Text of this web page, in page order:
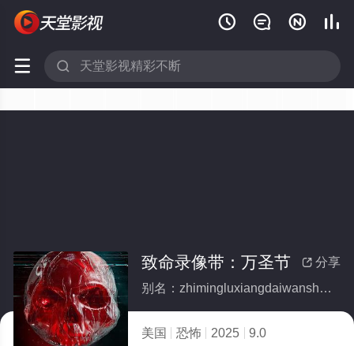
   
 
 分享
致命录像带：万圣节
别名：zhimingluxiangdaiwanshengjie
美国 恐怖 2025
9.0